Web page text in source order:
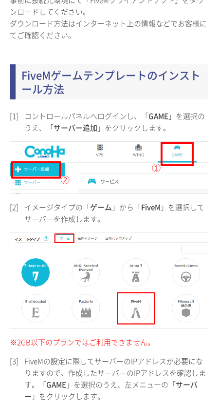
ンロードしてください。
ダウンロード方法はインターネット上の情報などでお客様に
てご確認ください。
FiveMゲームテンプレートのインスト
ール方法
[1] コントロールパネルへログインし、「GAME」を選択の
うえ、「サーバー追加 」をクリックします。
[2] イメージタイプの「ゲーム 」から「FiveM 」を選択して
サーバーを作成します。
※2GB以下のプランではご利用できません。
[3]
FiveMの設定に際してサーバーのIPアドレスが必要にな
りますので、作成したサーバーのIPアドレスを確認しま
す。「GAME」を選択のうえ、左メニューの「サーバ
ー 」をクリックします。